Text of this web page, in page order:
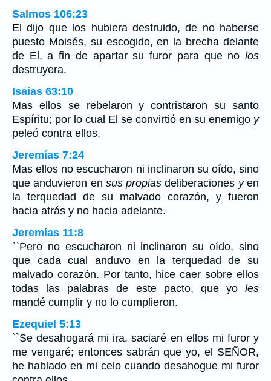
Salmos 106:23
El dijo que los hubiera destruido, de no haberse
puesto Moisés, su escogido, en la brecha delante
de El, a fin de apartar su furor para que no los
destruyera.
Isaías 63:10
Mas ellos se rebelaron y contristaron su santo
Espíritu; por lo cual El se convirtió en su enemigo y
peleó contra ellos.
Jeremías 7:24
Mas ellos no escucharon ni inclinaron su oído, sino
que anduvieron en sus propias deliberaciones yen
la terquedad de su malvado corazón, y fueron
hacia atrás y no hacia adelante.
Jeremías 11:8
``Pero no escucharon ni inclinaron su oído, sino
que cada cual anduvo en la terquedad de su
malvado corazón. Por tanto, hice caer sobre ellos
todas las palabras de este pacto, que yo les
mandé cumplir y no lo cumplieron.
Ezequiel 5:13
``Se desahogará mi ira, saciaré en ellos mi furor y
me vengaré; entonces sabrán que yo, el SEÑOR,
he hablado en mi celo cuando desahogue mi furor